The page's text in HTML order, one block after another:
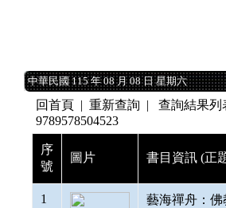
中華民國 115 年 08 月 08 日 星期六
中華民國 115 年 08 月 08 日 星期六
回首頁 | 重新查詢 | 查詢結果列
9789578504523
序
號
圖片 書目資訊 (正
1 藝海禪舟：佛